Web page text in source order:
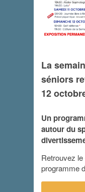
2025
La
séniors
12
Un
autour du
Retrouvez
programme